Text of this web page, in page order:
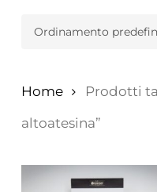
Home
Prodotti
altoatesina”